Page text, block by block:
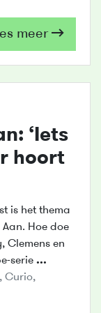
meer
‘Iets
hoort
is het thema
Aan. Hoe doe
Clemens en
serie ...
, Curio,